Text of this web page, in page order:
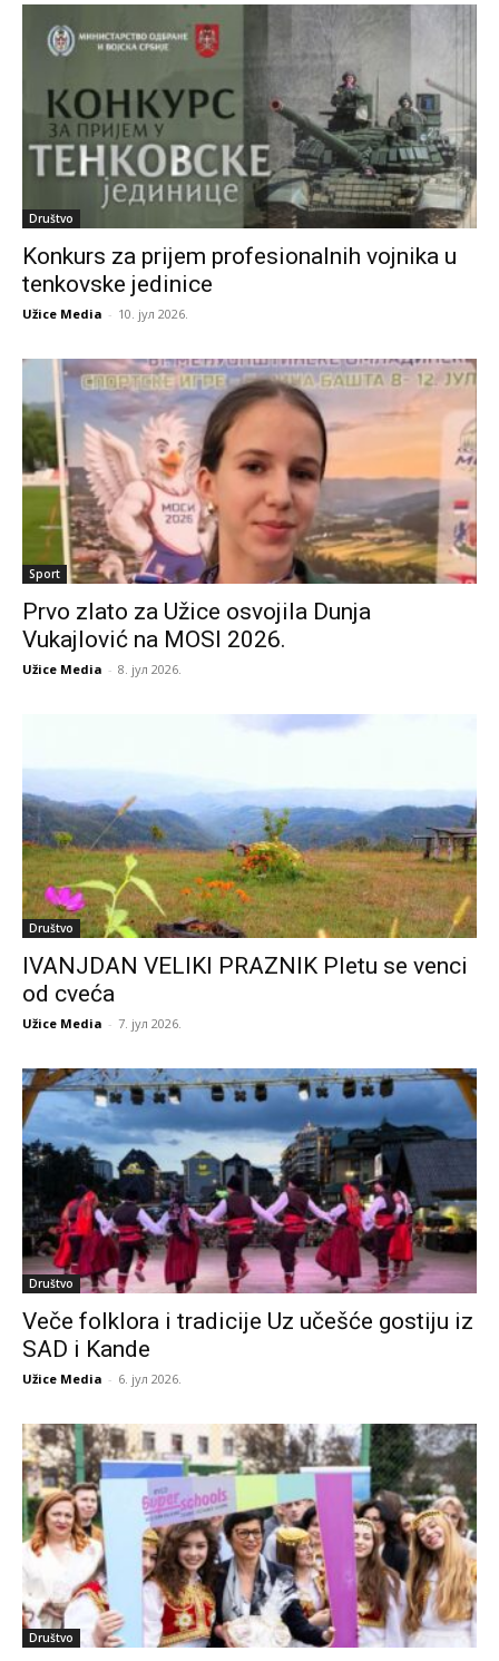
Društvo
Konkurs za prijem profesionalnih vojnika u
tenkovske jedinice
Užice Media - 10. јул 2026.
Sport
Prvo zlato za Užice osvojila Dunja
Vukajlović na MOSI 2026.
Užice Media - 8. јул 2026.
Društvo
IVANJDAN VELIKI PRAZNIK Pletu se venci
od cveća
Užice Media - 7. јул 2026.
Društvo
Veče folklora i tradicije Uz učešće gostiju iz
SAD i Kande
Užice Media - 6. јул 2026.
Društvo